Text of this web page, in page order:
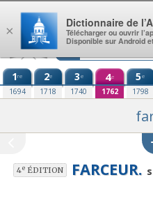
Aller au contenu
1re
1694
2e
1718
3e
1740
4e
1762
5e
1798
4eÉDITION FARCEUR.
×
Dictionnaire de
Télécharger ou ouvrir
Disponible sur Android